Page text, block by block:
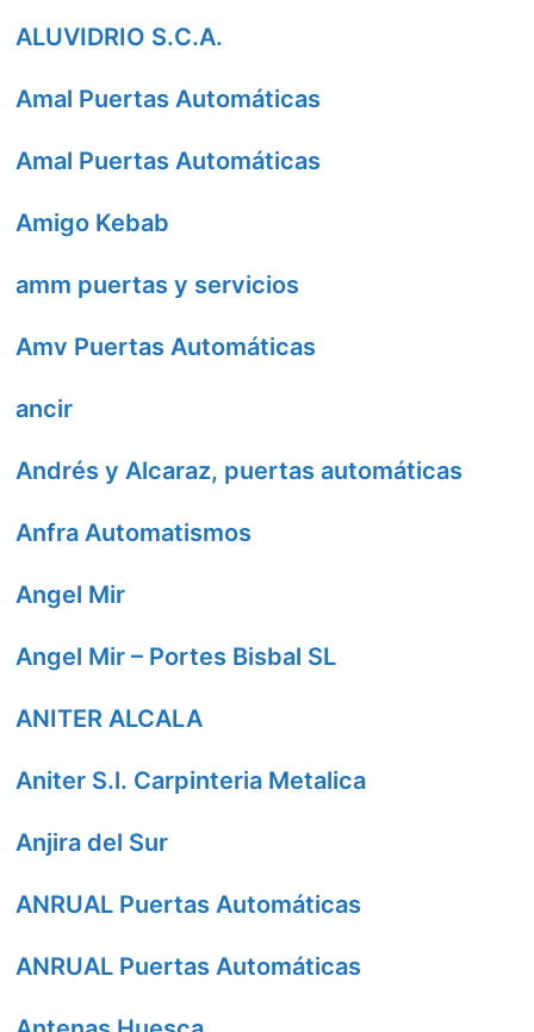
ALUVIDRIO S.C.A.
Amal Puertas Automáticas
Amal Puertas Automáticas
Amigo Kebab
amm puertas y servicios
Amv Puertas Automáticas
ancir
Andrés y Alcaraz, puertas automáticas
Anfra Automatismos
Angel Mir
Angel Mir – Portes Bisbal SL
ANITER ALCALA
Aniter S.l. Carpinteria Metalica
Anjira del Sur
ANRUAL Puertas Automáticas
ANRUAL Puertas Automáticas